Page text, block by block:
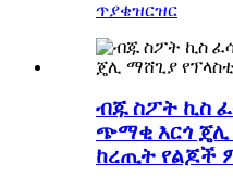
ጥያቄዝርዝር
ብጁ ስፖት ኪስ
ጭማቂ እርጎ ጄሊ
ከረጢት የልጆች